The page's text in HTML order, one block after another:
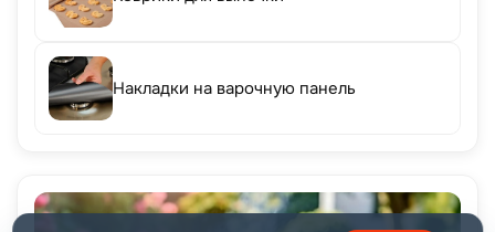
Накладки на варочную панель